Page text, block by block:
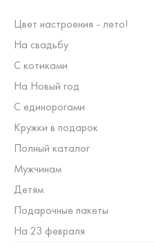
Цвет настроения - лето!
На свадьбу
С котиками
На Новый год
С единорогами
Кружки в подарок
Полный каталог
Мужчинам
Детям
Подарочные пакеты
На 23 февраля